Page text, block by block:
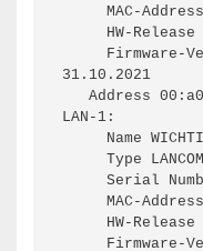
31.10.2021
LAN-1: